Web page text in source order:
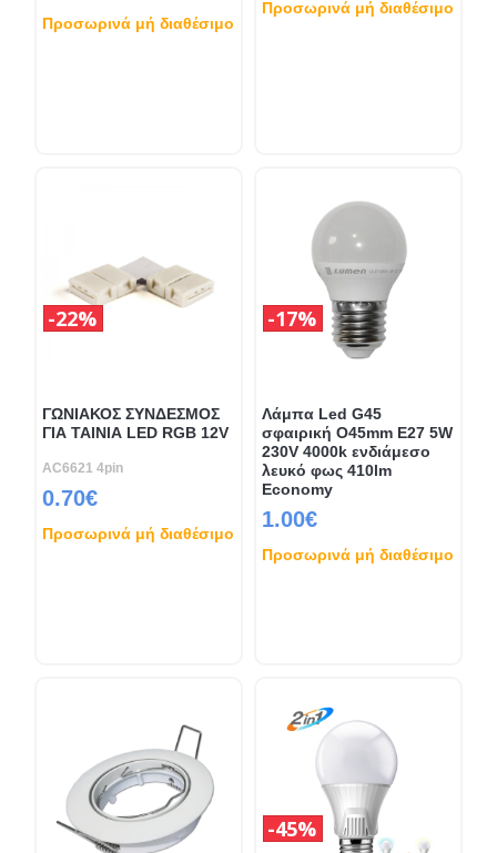
Προσωρινά μή διαθέσιμο
Προσωρινά μή διαθέσιμο
ΓΩΝΙΑΚΟΣ ΣΥΝΔΕΣΜΟΣ
ΓΙΑ ΤΑΙΝΙΑ LED RGB 12V
AC6621 4pin
0.70€
22%
Προσωρινά μή διαθέσιμο
Λάμπα Led G45
σφαιρική O45mm E27 5W
230V 4000k ενδιάμεσο
λευκό φως 410lm
Economy
1.00€
17%
Προσωρινά μή διαθέσιμο
45%